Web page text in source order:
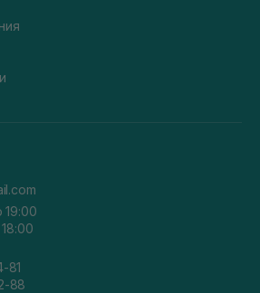
19:00
81
88